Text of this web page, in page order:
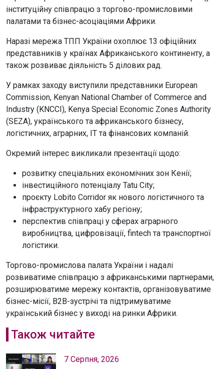
інституційну співпрацю з торгово-промисловими
палатами та бізнес-асоціаціями Африки.
Наразі мережа ТПП України охоплює 13 офіційних
представників у країнах Африканського континенту, а
також розвиває діяльність 5 ділових рад.
У рамках заходу виступили представники European
Commission, Kenyan National Chamber of Commerce and
Industry (KNCCI), Kenya Special Economic Zones Authority
(SEZA), українського та африканського бізнесу,
логістичних, аграрних, IT та фінансових компаній.
Окремий інтерес викликали презентації щодо:
розвитку спеціальних економічних зон Кенії;
інвестиційного потенціалу Tatu City;
проєкту Lobito Corridor як нового логістичного та
інфраструктурного хабу регіону;
перспектив співпраці у сферах аграрного
виробництва, цифровізації, fintech та транспортної
логістики.
Торгово-промислова палата України і надалі
розвиватиме співпрацю з африканськими партнерами,
розширюватиме мережу контактів, організовуватиме
бізнес-місії, B2B-зустрічі та підтримуватиме
український бізнес у виході на ринки Африки.
Також читайте
7 Серпня, 2026